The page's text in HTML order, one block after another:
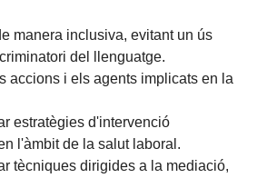
manera inclusiva, evitant un ús
del llenguatge.
accions i els agents implicats en la
estratègies d'intervenció
l'àmbit de la salut laboral.
tècniques dirigides a la mediació,